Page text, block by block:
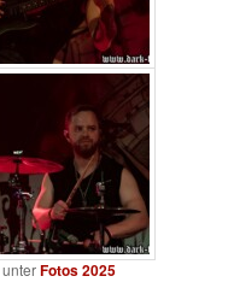
unterFotos 2025